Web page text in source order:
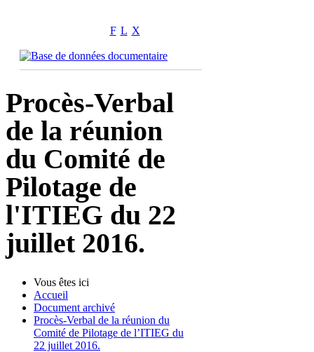
F L X
Procès-Verbal
de la réunion
du Comité de
Pilotage de
l'ITIEG du 22
juillet 2016.
Vous êtes ici
Accueil
Document archivé
Procès-Verbal de la réunion du
Comité de Pilotage de l’ITIEG du
22 juillet 2016.